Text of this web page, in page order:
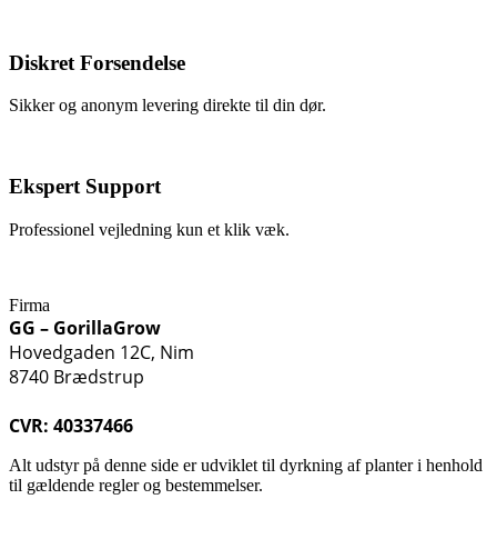
Diskret Forsendelse
Sikker og anonym levering direkte til din dør.
Ekspert Support
Professionel vejledning kun et klik væk.
Firma
GG – GorillaGrow
Hovedgaden 12C, Nim
8740 Brædstrup
CVR: 40337466
Alt udstyr på denne side er udviklet til dyrkning af planter i henhold
til gældende regler og bestemmelser.